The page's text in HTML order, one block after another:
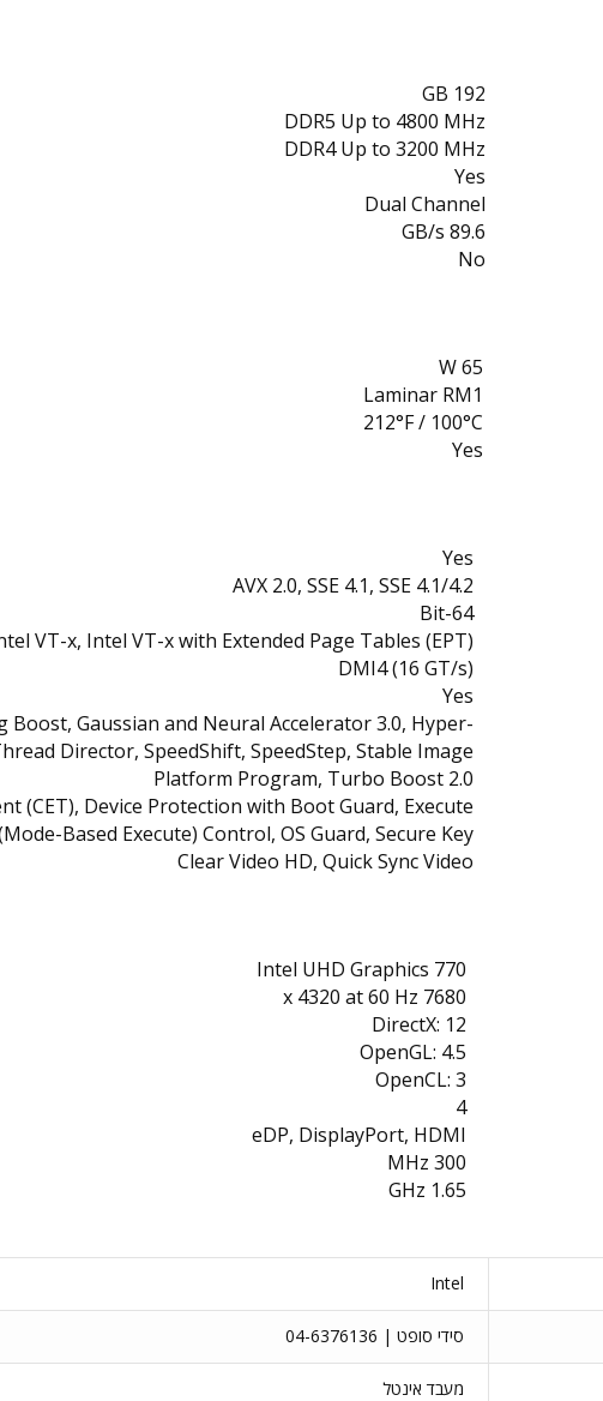
192 GB
DDR5 Up to 4800 MHz
DDR4 Up to 3200 MHz
Yes
Dual Channel
89.6 GB/s
No
65 W
Laminar RM1
212°F / 100°C
Yes
Yes
AVX 2.0, SSE 4.1, SSE 4.1/4.2
64-Bit
VT-x, Intel VT-x with Extended Page Tables (EPT)
DMI4 (16 GT/s)
Yes
Boost, Gaussian and Neural Accelerator 3.0, Hyper-
Director, SpeedShift, SpeedStep, Stable Image
Platform Program, Turbo Boost 2.0
(CET), Device Protection with Boot Guard, Execute
Based Execute) Control, OS Guard, Secure Key
Clear Video HD, Quick Sync Video
Intel UHD Graphics 770
7680 x 4320 at 60 Hz
DirectX: 12
OpenGL: 4.5
OpenCL: 3
4
eDP, DisplayPort, HDMI
300 MHz
1.65 GHz
Intel
סידי סופט | 04-6376136
מעבד אינטל